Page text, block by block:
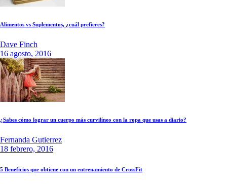
Alimentos vs Suplementos, ¿cuál prefieres?
Dave Finch
16 agosto, 2016
¿Sabes cómo lograr un cuerpo más curvilíneo con la ropa que usas a diario?
Fernanda Gutierrez
18 febrero, 2016
5 Beneficios que obtiene con un entrenamiento de CrossFit